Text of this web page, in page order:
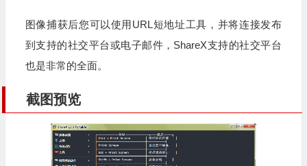
图像捕获后您可以使用URL短地址工具，并将连接发布
到支持的社交平台或电子邮件，ShareX支持的社交平台
也是非常的全面。
截图预览